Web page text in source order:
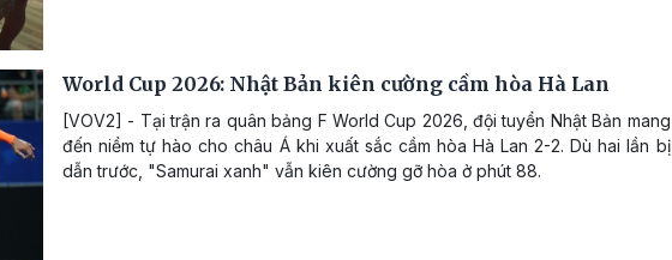
World Cup 2026: Nhật Bản kiên cường cầm hòa Hà Lan
[VOV2] - Tại trận ra quân bảng F World Cup 2026, đội tuyển Nhật Bản mang
đến niềm tự hào cho châu Á khi xuất sắc cầm hòa Hà Lan 2-2. Dù hai lần bị
dẫn trước, "Samurai xanh" vẫn kiên cường gỡ hòa ở phút 88.